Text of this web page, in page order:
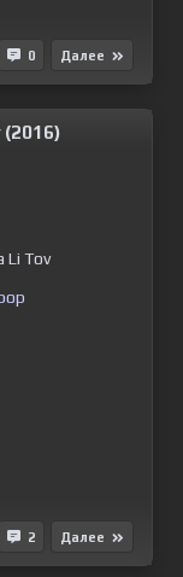
0 Далее
(2016)
2 Далее